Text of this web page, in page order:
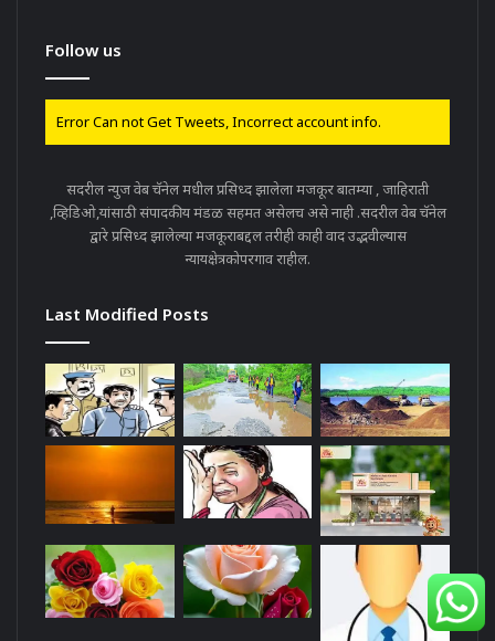
Follow us
Error Can not Get Tweets, Incorrect account info.
सदरील न्युज वेब चॅनेल मधील प्रसिध्द झालेला मजकूर बातम्या , जाहिराती
,व्हिडिओ,यांसाठी संपादकीय मंडळ सहमत असेलच असे नाही .सदरील वेब चॅनेल
द्वारे प्रसिध्द झालेल्या मजकूराबद्दल तरीही काही वाद उद्भवील्यास
न्यायक्षेत्रकोपरगाव राहील.
Last Modified Posts